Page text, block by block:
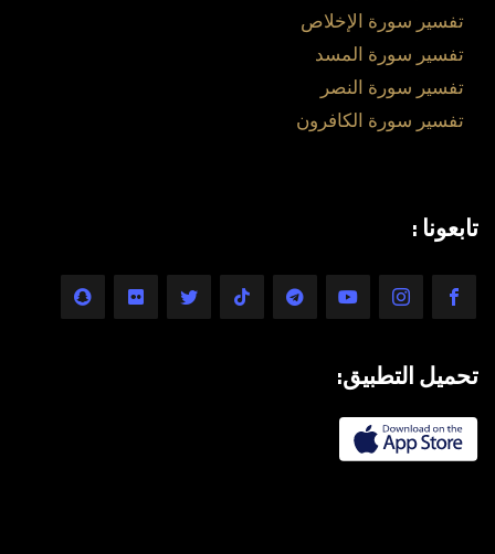
تفسير سورة الإخلاص
تفسير سورة المسد
تفسير سورة النصر
تفسير سورة الكافرون
تابعونا :
تحميل التطبيق: